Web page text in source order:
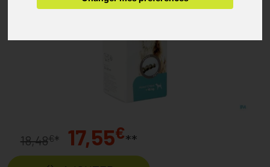
18,48€* 17,55€**